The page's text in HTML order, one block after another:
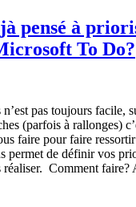
pensé à
To Do?
pas toujours facile,
(parfois à rallonges)
faire pour faire
de définir vos
réaliser. Comment faire?